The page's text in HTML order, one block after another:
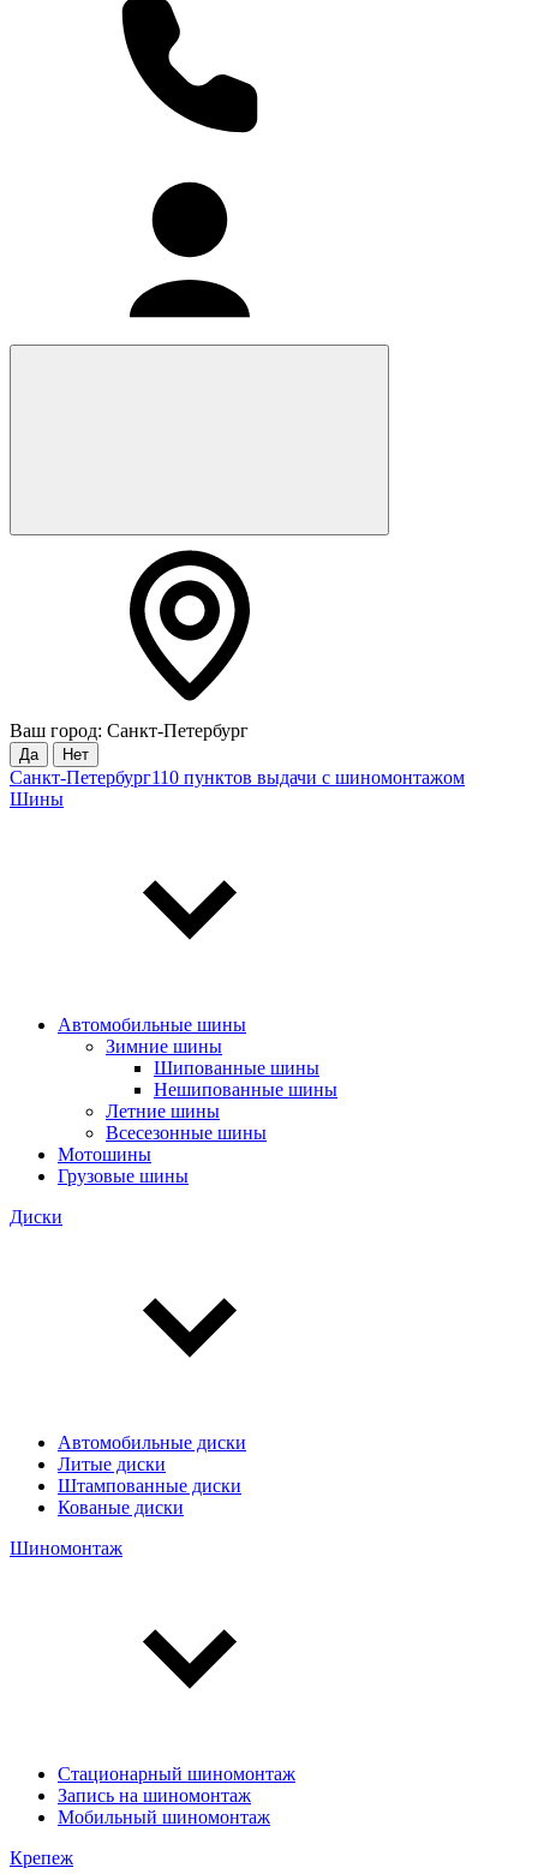
Ваш город: Санкт-Петербург
Да Нет
Санкт-Петербург110 пунктов выдачи с шиномонтажом
Шины
Автомобильные шины
Зимние шины
Шипованные шины
Нешипованные шины
Летние шины
Всесезонные шины
Мотошины
Грузовые шины
Диски
Автомобильные диски
Литые диски
Штампованные диски
Кованые диски
Шиномонтаж
Стационарный шиномонтаж
Запись на шиномонтаж
Мобильный шиномонтаж
Крепеж